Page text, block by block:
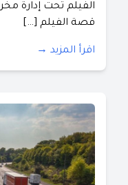
قصة الفيلم […]
اقرأ المزيد →